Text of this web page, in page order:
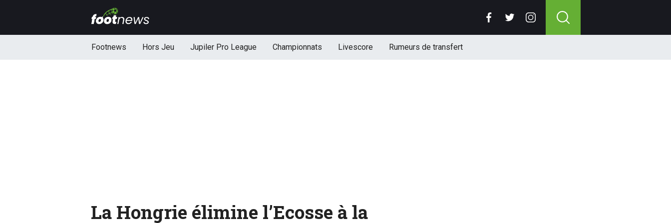
Footnews Hors Jeu Jupiler Pro League Championnats Livescore Rumeurs de transfert
La Hongrie élimine l’Ecosse à la